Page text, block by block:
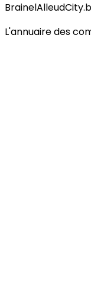
L'annuaire des